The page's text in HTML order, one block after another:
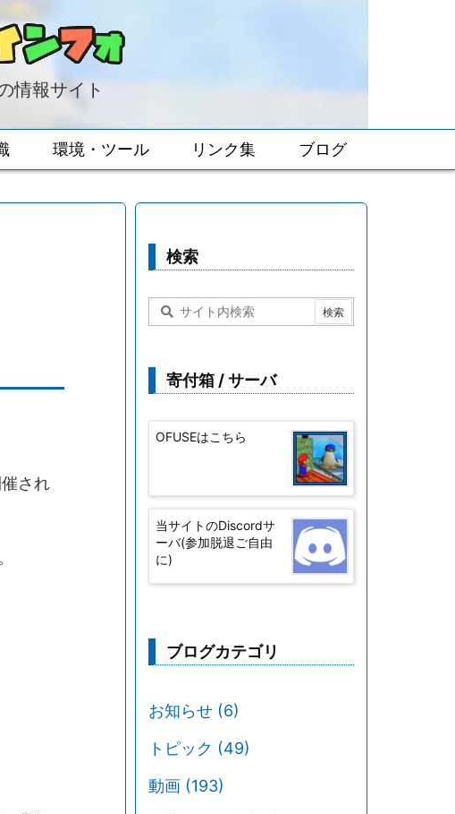
情報サイト
環境・ツール リンク集 ブログ
され
検索
寄付箱 / サーバ
OFUSEはこちら
当サイトのDiscordサ
ーバ(参加脱退ご自由
に)
ブログカテゴリ
お知らせ (6)
トピック (49)
動画 (193)